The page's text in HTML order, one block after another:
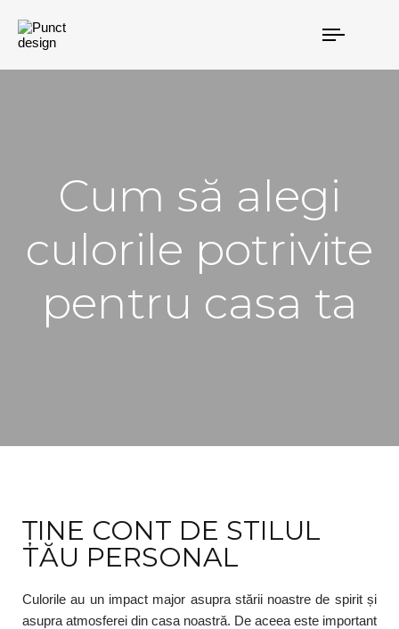
TOGGLE
Cum să alegi
culorile potrivite
pentru casa ta
ȚINE CONT DE STILUL
TĂU PERSONAL
Culorile au un impact major asupra stării noastre de spirit și
asupra atmosferei din casa noastră. De aceea este important